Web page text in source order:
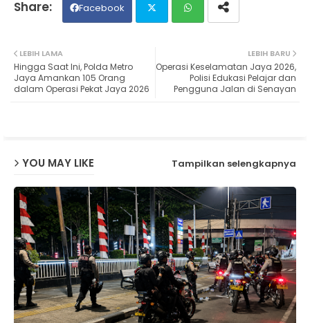
Facebook
ter ats
LEBIH BARU
Operasi Keselamatan Jaya 2026,
Polisi Edukasi Pelajar dan
Pengguna Jalan di Senayan
LEBIH LAMA
Hingga Saat Ini, Polda Metro
Jaya Amankan 105 Orang
dalam Operasi Pekat Jaya 2026
YOU MAY LIKE Tampilkan selengkapnya